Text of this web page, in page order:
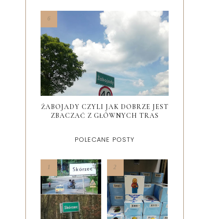
ŻABOJADY CZYLI JAK DOBRZE JEST
ZBACZAĆ Z GŁÓWNYCH TRAS
POLECANE POSTY